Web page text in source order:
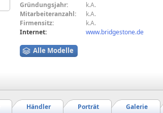
Gründungsjahr:
k.A.
Mitarbeiteranzahl:
k.A.
Firmensitz:
k.A.
Internet:
www.bridgestone.de
Alle Modelle
Galerie
Porträt
Händler